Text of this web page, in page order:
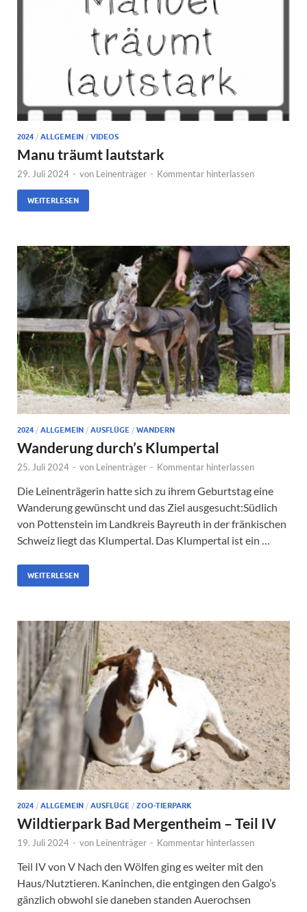
2024 / ALLGEMEIN / VIDEOS
Manu träumt lautstark
29. Juli 2024 - von Leinenträger - Kommentar hinterlassen
WEITERLESEN
2024 / ALLGEMEIN / AUSFLÜGE / WANDERN
Wanderung durch’s Klumpertal
25. Juli 2024 - von Leinenträger - Kommentar hinterlassen
Die Leinenträgerin hatte sich zu ihrem Geburtstag eine
Wanderung gewünscht und das Ziel ausgesucht:Südlich
von Pottenstein im Landkreis Bayreuth in der fränkischen
Schweiz liegt das Klumpertal. Das Klumpertal ist ein …
WEITERLESEN
2024 / ALLGEMEIN / AUSFLÜGE / ZOO-TIERPARK
Wildtierpark Bad Mergentheim – Teil IV
19. Juli 2024 - von Leinenträger - Kommentar hinterlassen
Teil IV von V Nach den Wölfen ging es weiter mit den
Haus/Nutztieren. Kaninchen, die entgingen den Galgo’s
gänzlich obwohl sie daneben standen Auerochsen